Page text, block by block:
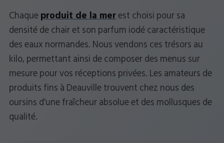
Chaqueproduit de la merest choisi pour sa
densité de chair et son parfum iodé caractéristique
des eaux normandes. Nous vendons ces trésors au
kilo, permettant ainsi de composer des menus sur
mesure pour vos réceptions privées. Les amateurs de
produits fins à Deauville trouvent chez nous des
oursins d'une fraîcheur absolue et des mollusques de
qualité.